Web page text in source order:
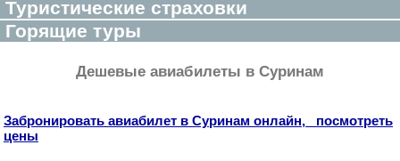
Туристические страховки
Горящие туры
Дешевые авиабилеты в Суринам
Забронировать авиабилет в Суринам онлайн, посмотреть
цены